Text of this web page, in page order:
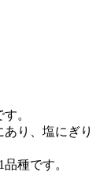
。
り、塩にぎり
種です。